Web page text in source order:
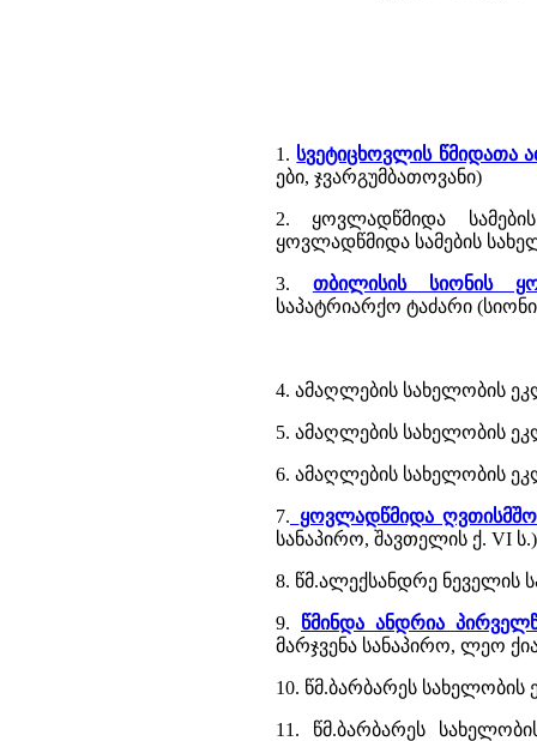
1. სვეტიცხოვლის წმიდათა
ები, ჯვარგუმბათოვანი)
2. ყოვლადწმიდა
ყოვლადწმიდა სამების
3. თბილისის სიონის
საპატრიარქო ტაძარი
4. ამაღლების სახელობის
5. ამაღლების სახელობის
6. ამაღლების სახელობის
7. ყოვლადწმიდა
სანაპირო, შავთელის ქ. VI ს.)
8. წმ.ალექსანდრე ნეველის
9. წმინდა ანდრია
მარჯვენა სანაპირო, ლეო
10. წმ.ბარბარეს სახელობის
11. წმ.ბარბარეს